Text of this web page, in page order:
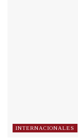
INTERNACIONALES